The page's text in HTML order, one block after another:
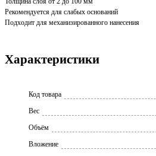
Рекомендуется для слабых оснований
Подходит для механизированного нанесения
Характеристики
Код товара
Вес
Объём
Вложение